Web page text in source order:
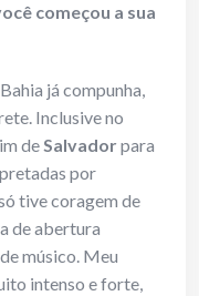
começou a sua
já compunha,
Inclusive no
deSalvadorpara
por
tive coragem de
de abertura
músico. Meu
intenso e forte,